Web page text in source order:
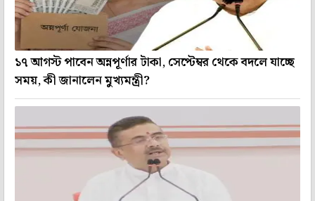
১৭ আগস্ট পাবেন অন্নপূর্ণার টাকা, সেপ্টেম্বর থেকে বদলে যাচ্ছে
সময়, কী জানালেন মুখ্যমন্ত্রী?